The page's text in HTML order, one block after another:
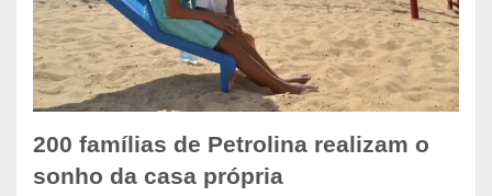
200 famílias de Petrolina realizam o
sonho da casa própria